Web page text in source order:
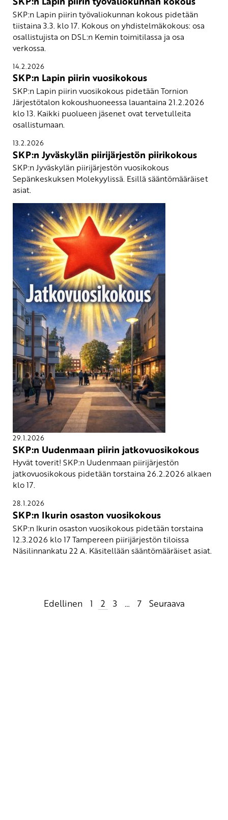
SKP:n Lapin piirin työvaliokunnan kokous pidetään
tiistaina 3.3. klo 17. Kokous on yhdistelmäkokous: osa
osallistujista on DSL:n Kemin toimitilassa ja osa
verkossa.
14.2.2026
SKP:n Lapin piirin vuosikokous
SKP:n Lapin piirin vuosikokous pidetään Tornion
Järjestötalon kokoushuoneessa lauantaina 21.2.2026
klo 13. Kaikki puolueen jäsenet ovat tervetulleita
osallistumaan.
13.2.2026
SKP:n Jyväskylän piirijärjestön piirikokous
SKP:n Jyväskylän piirijärjestön vuosikokous
Sepänkeskuksen Molekyylissä. Esillä sääntömääräiset
asiat.
29.1.2026
SKP:n Uudenmaan piirin jatkovuosikokous
Hyvät toverit! SKP:n Uudenmaan piirijärjestön
jatkovuosikokous pidetään torstaina 26.2.2026 alkaen
klo 17.
28.1.2026
SKP:n Ikurin osaston vuosikokous
SKP:n Ikurin osaston vuosikokous pidetään torstaina
12.3.2026 klo 17 Tampereen piirijärjestön tiloissa
Näsilinnankatu 22 A. Käsitellään sääntömääräiset asiat.
Artikkelien
Edellinen 1 2 3 … 7 Seuraava